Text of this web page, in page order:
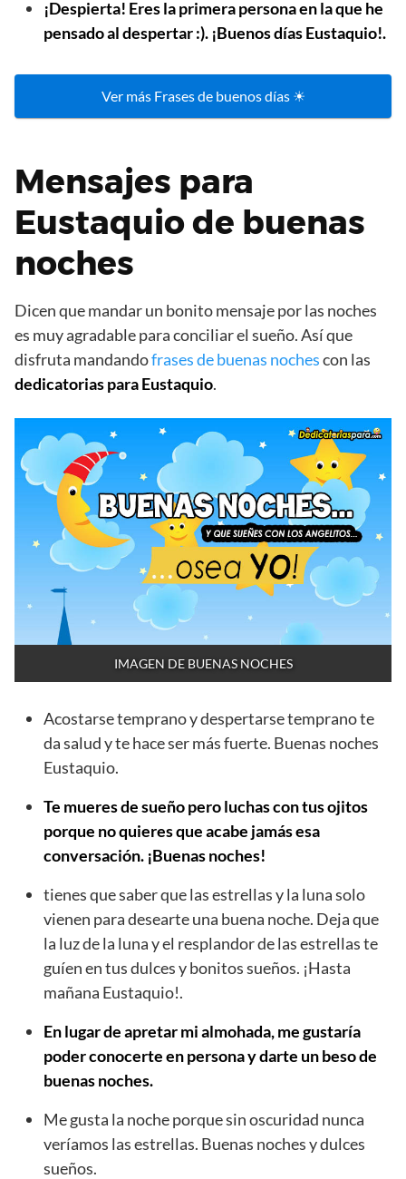
¡Despierta! Eres la primera persona en la que he
pensado al despertar :). ¡Buenos días Eustaquio!.
Ver más Frases de buenos días ☀
Mensajes para
Eustaquio de buenas
noches
Dicen que mandar un bonito mensaje por las noches
es muy agradable para conciliar el sueño. Así que
disfruta mandandofrases de buenas nochescon las
dedicatorias para Eustaquio.
IMAGEN DE BUENAS NOCHES
Acostarse temprano y despertarse temprano te
da salud y te hace ser más fuerte. Buenas noches
Eustaquio.
Te mueres de sueño pero luchas con tus ojitos
porque no quieres que acabe jamás esa
conversación. ¡Buenas noches!
tienes que saber que las estrellas y la luna solo
vienen para desearte una buena noche. Deja que
la luz de la luna y el resplandor de las estrellas te
guíen en tus dulces y bonitos sueños. ¡Hasta
mañana Eustaquio!.
En lugar de apretar mi almohada, me gustaría
poder conocerte en persona y darte un beso de
buenas noches.
Me gusta la noche porque sin oscuridad nunca
veríamos las estrellas. Buenas noches y dulces
sueños.